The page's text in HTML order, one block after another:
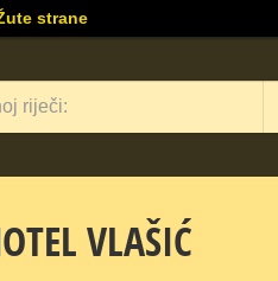
strane
VLAŠIĆ